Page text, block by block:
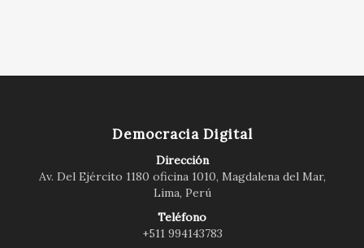
Democracia Digital
Dirección
Av. Del Ejército 1180 oficina 1010, Magdalena del Mar,
Lima, Perú
Teléfono
+511 994143783